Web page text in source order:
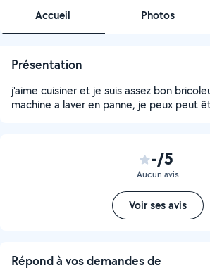
Accueil Photos
Présentation
j'aime cuisiner et je suis assez bon
machine a laver en panne, je peux peut
-/5
Aucun avis
Voir ses avis
Répond à vos demandes de